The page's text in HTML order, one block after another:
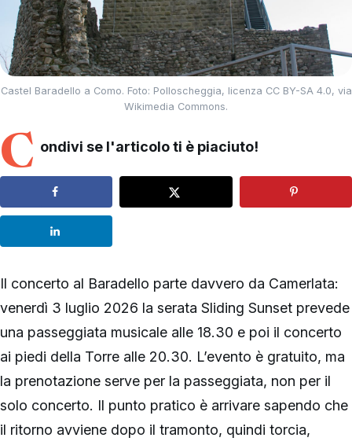
Castel Baradello a Como. Foto: Polloscheggia, licenza CC BY-SA 4.0, via
Wikimedia Commons.
C ondivi se l'articolo ti è piaciuto!
Il concerto al Baradello parte davvero da Camerlata:
venerdì 3 luglio 2026 la serata Sliding Sunset prevede
una passeggiata musicale alle 18.30 e poi il concerto
ai piedi della Torre alle 20.30. L’evento è gratuito, ma
la prenotazione serve per la passeggiata, non per il
solo concerto. Il punto pratico è arrivare sapendo che
il ritorno avviene dopo il tramonto, quindi torcia,